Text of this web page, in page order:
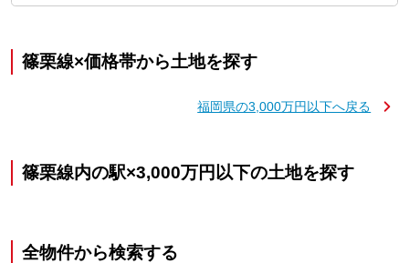
篠栗線×価格帯から土地を探す
福岡県の3,000万円以下へ戻る
篠栗線内の駅×3,000万円以下の土地を探す
全物件から検索する